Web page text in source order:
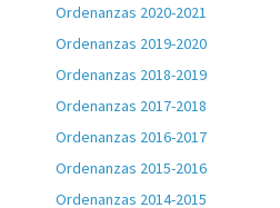
Ordenanzas 2020-2021
Ordenanzas 2019-2020
Ordenanzas 2018-2019
Ordenanzas 2017-2018
Ordenanzas 2016-2017
Ordenanzas 2015-2016
Ordenanzas 2014-2015